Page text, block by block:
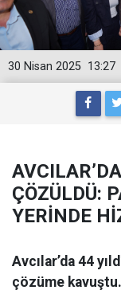
13:27
30 Nisan 2025
ÇÖZÜLDÜ:
YERİNDE
Avcılar’da 44
çözüme